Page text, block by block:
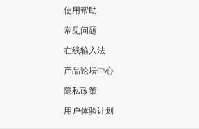
使用帮助
常见问题
在线输入法
产品论坛中心
隐私政策
用户体验计划